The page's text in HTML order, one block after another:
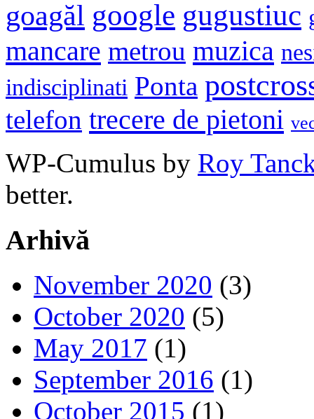
goagăl google gugustiuc
mancare metrou muzica
indisciplinati Ponta
telefon trecere de pietoni
WP-Cumulus by Roy
better.
Arhivă
November 2020 (3)
October 2020 (5)
May 2017 (1)
September 2016 (1)
October 2015 (1)